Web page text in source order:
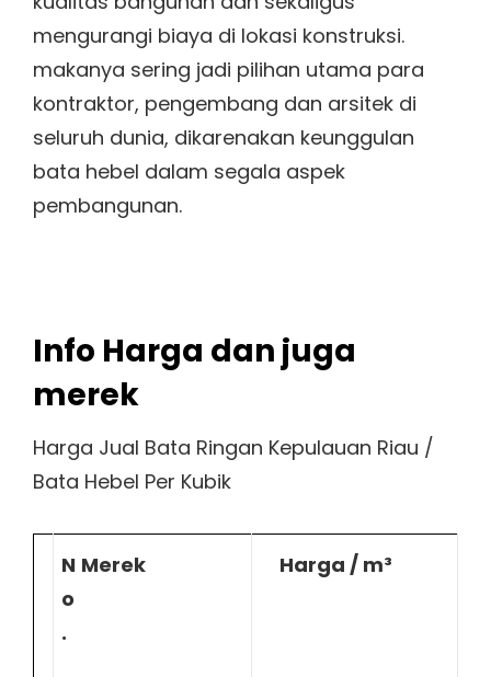
mengurangi biaya di lokasi konstruksi.
makanya sering jadi pilihan utama para
kontraktor, pengembang dan arsitek di
seluruh dunia, dikarenakan keunggulan
bata hebel dalam segala aspek
pembangunan.
Info Harga dan juga
merek
Harga Jual Bata Ringan Kepulauan Riau /
Bata Hebel Per Kubik
N
o
.
Merek Harga / m³